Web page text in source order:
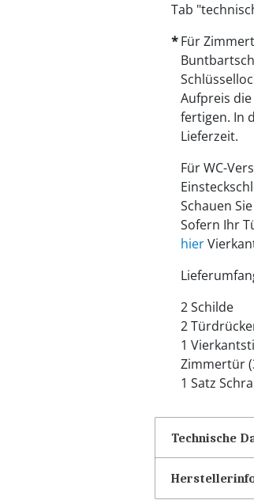
Tab
Für
Aufpreis
fertigen. In
Lieferzeit.
Für WC-
Schauen
Sofern Ihr
hier
2 Schilde
2
1
Zimmertür
1 Satz
Technische